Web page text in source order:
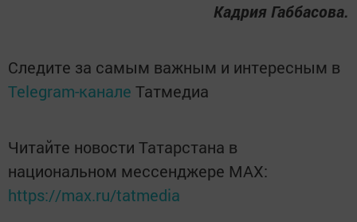
Кадрия Габбасова.
Следите за самым важным и интересным в
Telegram-канале Татмедиа
Читайте новости Татарстана в
национальном мессенджере MАХ:
https://max.ru/tatmedia